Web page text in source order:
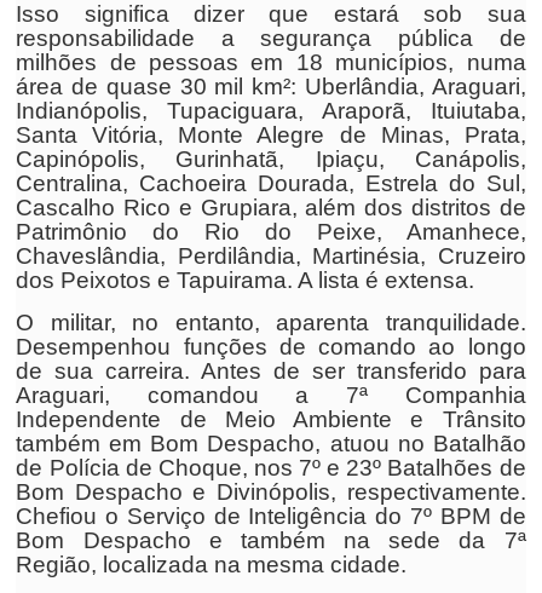
Isso significa dizer que estará sob sua
responsabilidade a segurança pública de
milhões de pessoas em 18 municípios, numa
área de quase 30 mil km²: Uberlândia, Araguari,
Indianópolis, Tupaciguara, Araporã, Ituiutaba,
Santa Vitória, Monte Alegre de Minas, Prata,
Capinópolis, Gurinhatã, Ipiaçu, Canápolis,
Centralina, Cachoeira Dourada, Estrela do Sul,
Cascalho Rico e Grupiara, além dos distritos de
Patrimônio do Rio do Peixe, Amanhece,
Chaveslândia, Perdilândia, Martinésia, Cruzeiro
dos Peixotos e Tapuirama. A lista é extensa.
O militar, no entanto, aparenta tranquilidade.
Desempenhou funções de comando ao longo
de sua carreira. Antes de ser transferido para
Araguari, comandou a 7ª Companhia
Independente de Meio Ambiente e Trânsito
também em Bom Despacho, atuou no Batalhão
de Polícia de Choque, nos 7º e 23º Batalhões de
Bom Despacho e Divinópolis, respectivamente.
Chefiou o Serviço de Inteligência do 7º BPM de
Bom Despacho e também na sede da 7ª
Região, localizada na mesma cidade.